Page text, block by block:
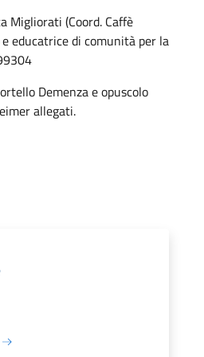
Migliorati (Coord. Caffè
educatrice di comunità per la
Demenza e opuscolo
allegati.